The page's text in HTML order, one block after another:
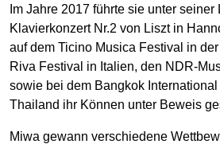
Im Jahre 2017 führte sie unter seiner
Klavierkonzert Nr.2 von Liszt in
auf dem Ticino Musica Festival in
Riva Festival in Italien, den NDR-
sowie bei dem Bangkok
Thailand ihr Können unter Beweis
Miwa gewann verschiedene